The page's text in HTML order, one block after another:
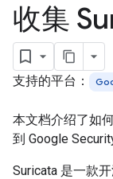
收集
支持的平台：
本文档介绍了如
到 Google
Suricata 是一款